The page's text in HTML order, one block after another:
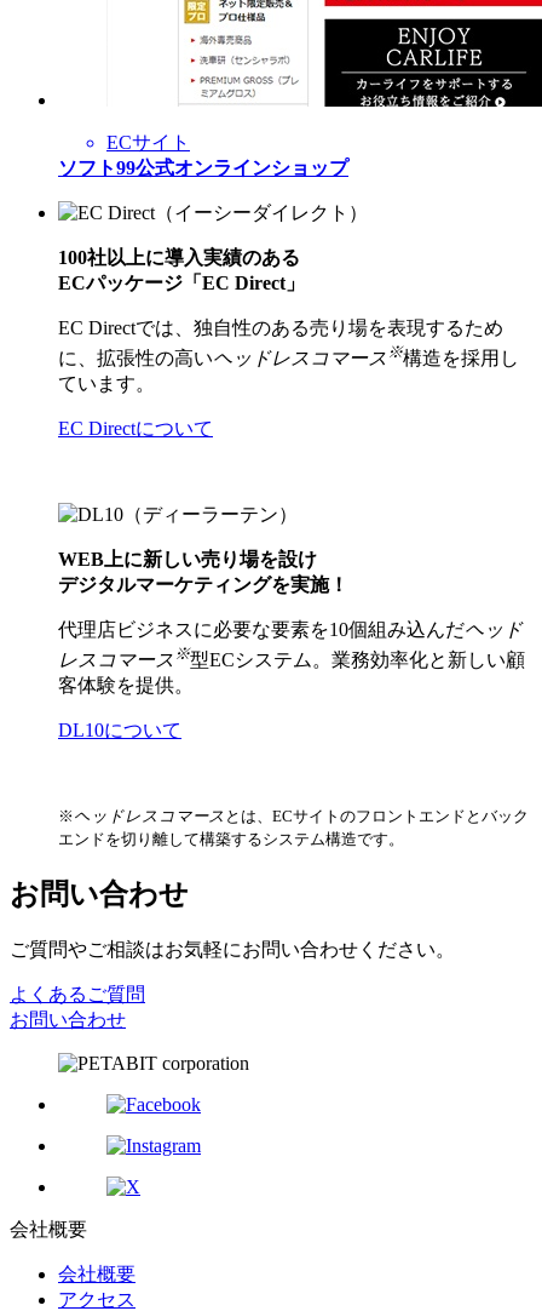
ECサイト
ソフト99公式オンラインショップ
100社以上に導入実績のある
ECパッケージ「EC Direct」
EC Directでは、独自性のある売り場を表現するため
に、拡張性の高いヘッドレスコマース ※構造を採用し
ています。
EC Directについて
WEB上に新しい売り場を設け
デジタルマーケティングを実施！
代理店ビジネスに必要な要素を10個組み込んだヘッド
レスコマース ※型ECシステム。業務効率化と新しい顧
客体験を提供。
DL10について
※ ヘッドレスコマース とは、ECサイトのフロントエンドとバック
エンドを切り離して構築するシステム構造です。
お問い合わせ
ご質問やご相談はお気軽にお問い合わせください。
よくあるご質問
お問い合わせ
会社概要
会社概要
アクセス